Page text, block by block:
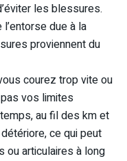
les blessures.
due à la
proviennent du
courez trop vite ou
vos limites
au fil des km et
ce qui peut
ou articulaires à long